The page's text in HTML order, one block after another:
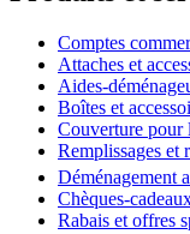
Comptes
Attaches et
Aides-
Boîtes et
Couverture pour
Remplissages et
Déménagement
Chèques-
Rabais et offres